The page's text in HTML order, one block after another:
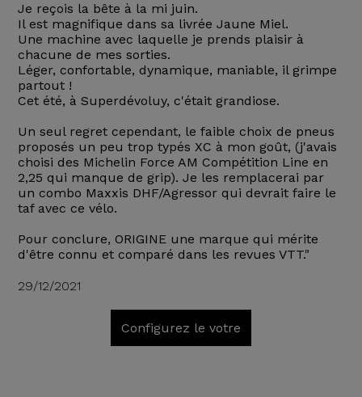
Je reçois la bête à la mi juin.
Il est magnifique dans sa livrée Jaune Miel.
Une machine avec laquelle je prends plaisir à
chacune de mes sorties.
Léger, confortable, dynamique, maniable, il grimpe
partout !
Cet été, à Superdévoluy, c'était grandiose.
Un seul regret cependant, le faible choix de pneus
proposés un peu trop typés XC à mon goût, (j'avais
choisi des Michelin Force AM Compétition Line en
2,25 qui manque de grip). Je les remplacerai par
un combo Maxxis DHF/Agressor qui devrait faire le
taf avec ce vélo.
Pour conclure, ORIGINE une marque qui mérite
d'être connu et comparé dans les revues VTT."
29/12/2021
Configurez le votre